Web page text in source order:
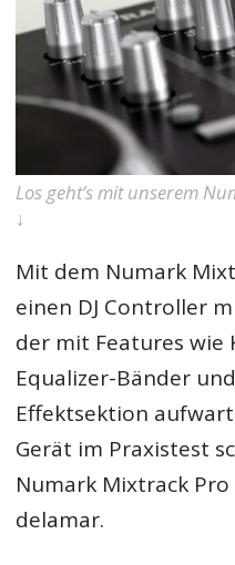
Los geht’s mit unserem
↓
Mit dem Numark
einen DJ Controller
der mit Features wie
Equalizer-Bänder
Effektsektion
Gerät im Praxistest
Numark Mixtrack
delamar.